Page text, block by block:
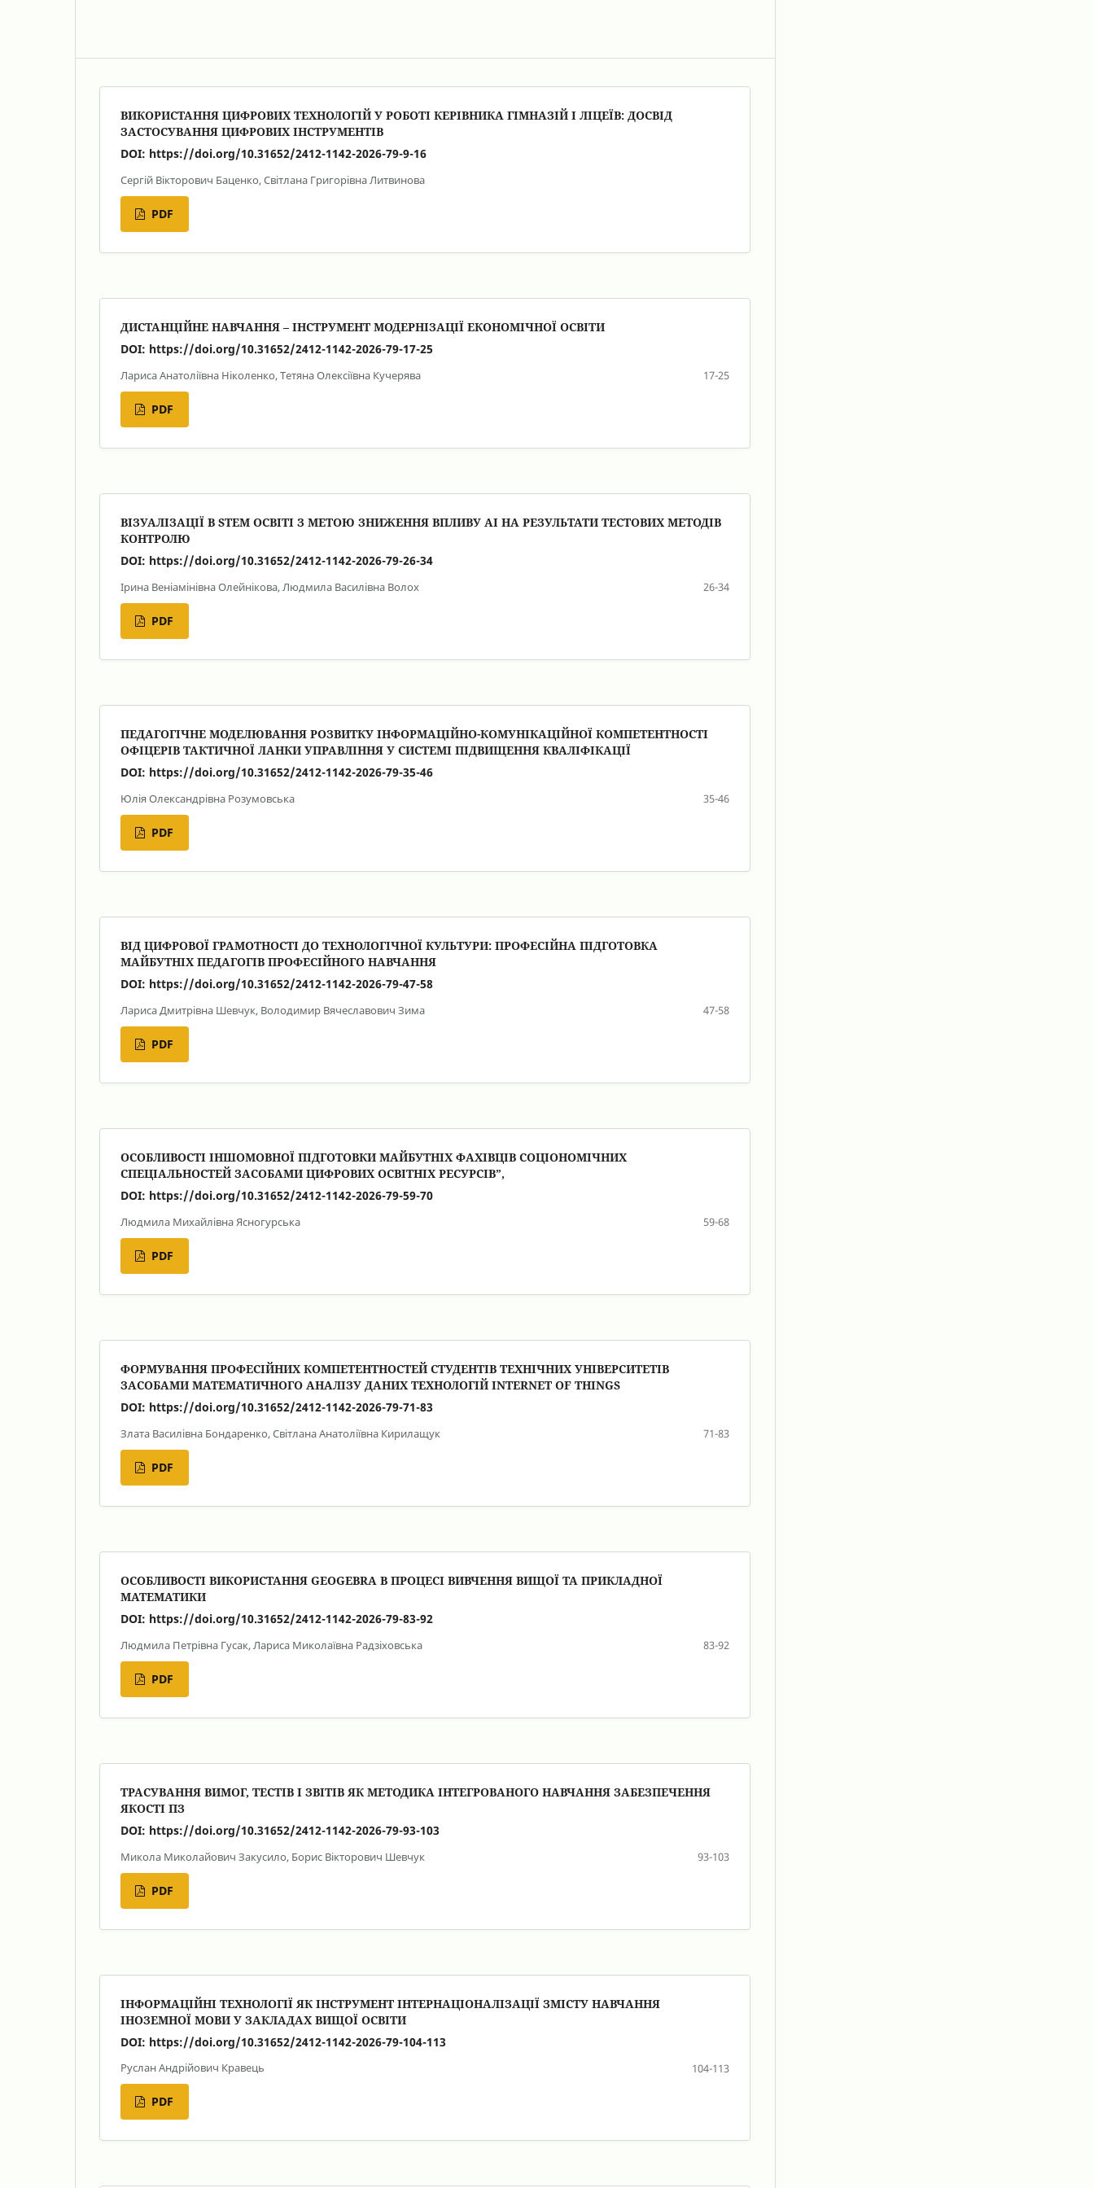
ВИКОРИСТАННЯ ЦИФРОВИХ ТЕХНОЛОГІЙ У РОБОТІ КЕРІВНИКА ГІМНАЗІЙ І ЛІЦЕЇВ: ДОСВІД
ЗАСТОСУВАННЯ ЦИФРОВИХ ІНСТРУМЕНТІВ
DOI: https://doi.org/10.31652/2412-1142-2026-79-9-16
Сергій Вікторович Баценко, Світлана Григорівна Литвинова
PDF
ДИСТАНЦІЙНЕ НАВЧАННЯ – ІНСТРУМЕНТ МОДЕРНІЗАЦІЇ ЕКОНОМІЧНОЇ ОСВІТИ
DOI: https://doi.org/10.31652/2412-1142-2026-79-17-25
Лариса Анатоліївна Ніколенко, Тетяна Олексіївна Кучерява 17-25
PDF
ВІЗУАЛІЗАЦІЇ В STEM ОСВІТІ З МЕТОЮ ЗНИЖЕННЯ ВПЛИВУ АІ НА РЕЗУЛЬТАТИ ТЕСТОВИХ МЕТОДІВ
КОНТРОЛЮ
DOI: https://doi.org/10.31652/2412-1142-2026-79-26-34
Ірина Веніамінівна Олейнікова, Людмила Василівна Волох 26-34
PDF
ПЕДАГОГІЧНЕ МОДЕЛЮВАННЯ РОЗВИТКУ ІНФОРМАЦІЙНО-КОМУНІКАЦІЙНОЇ КОМПЕТЕНТНОСТІ
ОФІЦЕРІВ ТАКТИЧНОЇ ЛАНКИ УПРАВЛІННЯ У СИСТЕМІ ПІДВИЩЕННЯ КВАЛІФІКАЦІЇ
DOI: https://doi.org/10.31652/2412-1142-2026-79-35-46
Юлія Олександрівна Розумовська 35-46
PDF
ВІД ЦИФРОВОЇ ГРАМОТНОСТІ ДО ТЕХНОЛОГІЧНОЇ КУЛЬТУРИ: ПРОФЕСІЙНА ПІДГОТОВКА
МАЙБУТНІХ ПЕДАГОГІВ ПРОФЕСІЙНОГО НАВЧАННЯ
DOI: https://doi.org/10.31652/2412-1142-2026-79-47-58
Лариса Дмитрівна Шевчук, Володимир Вячеславович Зима 47-58
PDF
ОСОБЛИВОСТІ ІНШОМОВНОЇ ПІДГОТОВКИ МАЙБУТНІХ ФАХІВЦІВ СОЦІОНОМІЧНИХ
СПЕЦІАЛЬНОСТЕЙ ЗАСОБАМИ ЦИФРОВИХ ОСВІТНІХ РЕСУРСІВ”,
DOI: https://doi.org/10.31652/2412-1142-2026-79-59-70
Людмила Михайлівна Ясногурська 59-68
PDF
ФОРМУВАННЯ ПРОФЕСІЙНИХ КОМПЕТЕНТНОСТЕЙ СТУДЕНТІВ ТЕХНІЧНИХ УНІВЕРСИТЕТІВ
ЗАСОБАМИ МАТЕМАТИЧНОГО АНАЛІЗУ ДАНИХ ТЕХНОЛОГІЙ INTERNET OF THINGS
DOI: https://doi.org/10.31652/2412-1142-2026-79-71-83
Злата Василівна Бондаренко, Світлана Анатоліївна Кирилащук 71-83
PDF
ОСОБЛИВОСТІ ВИКОРИСТАННЯ GEOGEBRA В ПРОЦЕСІ ВИВЧЕННЯ ВИЩОЇ ТА ПРИКЛАДНОЇ
МАТЕМАТИКИ
DOI: https://doi.org/10.31652/2412-1142-2026-79-83-92
Людмила Петрівна Гусак, Лариса Миколаївна Радзіховська 83-92
PDF
ТРАСУВАННЯ ВИМОГ, ТЕСТІВ І ЗВІТІВ ЯК МЕТОДИКА ІНТЕГРОВАНОГО НАВЧАННЯ ЗАБЕЗПЕЧЕННЯ
ЯКОСТІ ПЗ
DOI: https://doi.org/10.31652/2412-1142-2026-79-93-103
Микола Миколайович Закусило, Борис Вікторович Шевчук 93-103
PDF
ІНФОРМАЦІЙНІ ТЕХНОЛОГІЇ ЯК ІНСТРУМЕНТ ІНТЕРНАЦІОНАЛІЗАЦІЇ ЗМІСТУ НАВЧАННЯ
ІНОЗЕМНОЇ МОВИ У ЗАКЛАДАХ ВИЩОЇ ОСВІТИ
DOI: https://doi.org/10.31652/2412-1142-2026-79-104-113
Руслан Андрійович Кравець 104-113
PDF